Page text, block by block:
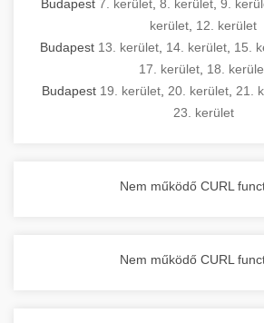
Budapest 7. kerület, 8. kerület, 9.
kerület 12. kerület
Budapest 13. kerület 14. kerület 15.
17. kerület 18.
Budapest 19. kerület 20. kerület 21.
23. kerület
Nem működő CURL
Nem működő CURL